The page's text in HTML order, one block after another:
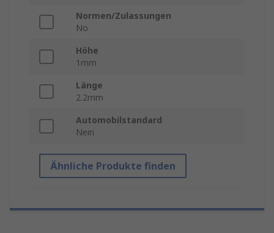
Normen/Zulassungen
No
Höhe
1mm
Länge
2.2mm
Automobilstandard
Nein
Ähnliche Produkte finden